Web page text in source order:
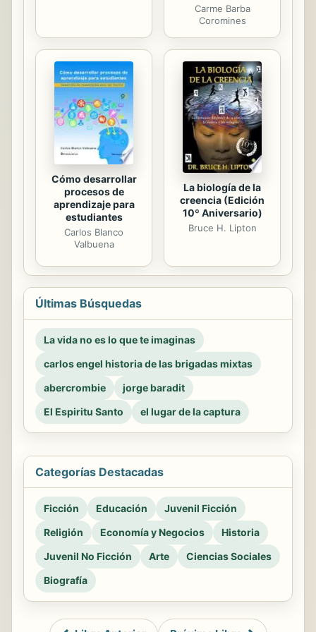
Carme Barba
Coromines
Cómo desarrollar
procesos de
aprendizaje para
estudiantes
Carlos Blanco
Valbuena
La biología de la
creencia (Edición
10º Aniversario)
Bruce H. Lipton
Últimas Búsquedas
La vida no es lo que te imaginas
carlos engel historia de las brigadas mixtas
abercrombie
jorge baradit
El Espiritu Santo
el lugar de la captura
Categorías Destacadas
Ficción Educación
Juvenil Ficción
Religión
Economía y Negocios
Historia
Juvenil No Ficción
Arte
Ciencias Sociales
Biografía